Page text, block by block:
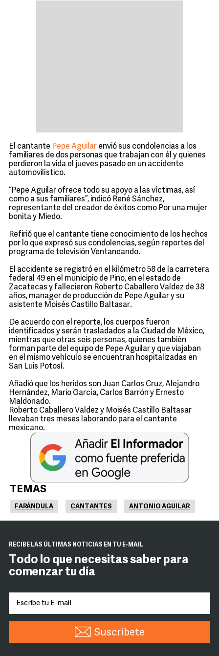
El cantante Pepe Aguilar envió sus condolencias a los
familiares de dos personas que trabajan con él y quienes
perdieron la vida el jueves pasado en un accidente
automovilístico.
“Pepe Aguilar ofrece todo su apoyo a las víctimas, así
como a sus familiares”, indicó René Sánchez,
representante del creador de éxitos como Por una mujer
bonita y Miedo.
Refirió que el cantante tiene conocimiento de los hechos
por lo que expresó sus condolencias, según reportes del
programa de televisión Ventaneando.
El accidente se registró en el kilómetro 58 de la carretera
federal 49 en el municipio de Pino, en el estado de
Zacatecas y fallecieron Roberto Caballero Valdez de 38
años, manager de producción de Pepe Aguilar y su
asistente Moisés Castillo Baltasar.
De acuerdo con el reporte, los cuerpos fueron
identificados y serán trasladados a la Ciudad de México,
mientras que otras seis personas, quienes también
forman parte del equipo de Pepe Aguilar y que viajaban
en el mismo vehículo se encuentran hospitalizadas en
San Luis Potosí.
Añadió que los heridos son Juan Carlos Cruz, Alejandro
Hernández, Mario García, Carlos Barrón y Ernesto
Maldonado.
Roberto Caballero Valdez y Moisés Castillo Baltasar
llevaban tres meses laborando para el cantante
mexicano.
TEMAS
FARÁNDULA CANTANTES ANTONIO AGUILAR
RECIBE LAS ÚLTIMAS NOTICIAS EN TU E-MAIL
Todo lo que necesitas saber para
comenzar tu día
Suscríbete